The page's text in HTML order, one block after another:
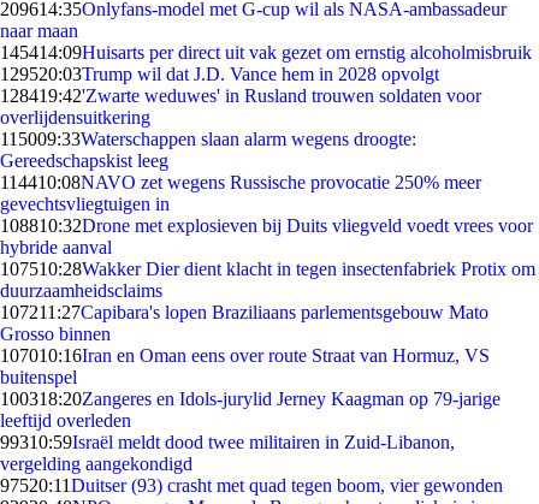
209614:35Onlyfans-model met G-cup wil als NASA-ambassadeur
naar maan
145414:09Huisarts per direct uit vak gezet om ernstig alcoholmisbruik
129520:03Trump wil dat J.D. Vance hem in 2028 opvolgt
128419:42'Zwarte weduwes' in Rusland trouwen soldaten voor
overlijdensuitkering
115009:33Waterschappen slaan alarm wegens droogte:
Gereedschapskist leeg
114410:08NAVO zet wegens Russische provocatie 250% meer
gevechtsvliegtuigen in
108810:32Drone met explosieven bij Duits vliegveld voedt vrees voor
hybride aanval
107510:28Wakker Dier dient klacht in tegen insectenfabriek Protix om
duurzaamheidsclaims
107211:27Capibara's lopen Braziliaans parlementsgebouw Mato
Grosso binnen
107010:16Iran en Oman eens over route Straat van Hormuz, VS
buitenspel
100318:20Zangeres en Idols-jurylid Jerney Kaagman op 79-jarige
leeftijd overleden
99310:59Israël meldt dood twee militairen in Zuid-Libanon,
vergelding aangekondigd
97520:11Duitser (93) crasht met quad tegen boom, vier gewonden